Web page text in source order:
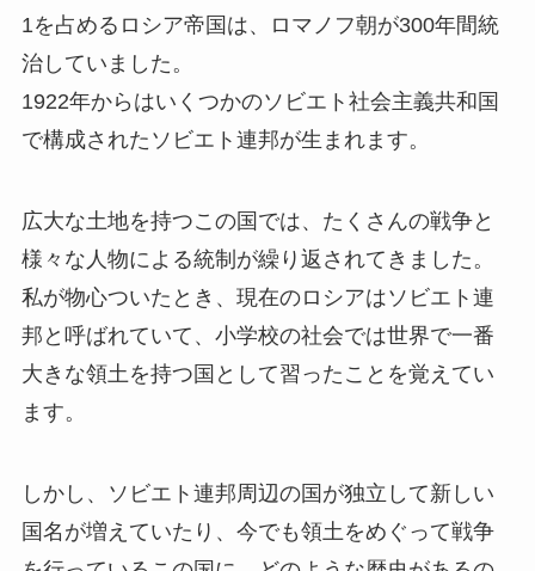
1を占めるロシア帝国は、ロマノフ朝が300年間統
治していました。
1922年からはいくつかのソビエト社会主義共和国
で構成されたソビエト連邦が生まれます。
広大な土地を持つこの国では、たくさんの戦争と
様々な人物による統制が繰り返されてきました。
私が物心ついたとき、現在のロシアはソビエト連
邦と呼ばれていて、小学校の社会では世界で一番
大きな領土を持つ国として習ったことを覚えてい
ます。
しかし、ソビエト連邦周辺の国が独立して新しい
国名が増えていたり、今でも領土をめぐって戦争